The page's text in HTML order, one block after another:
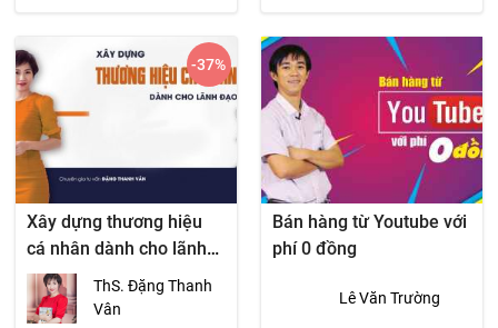
Xây dựng thương hiệu
cá nhân dành cho lãnh
đạo
ThS. Đặng Thanh
Vân
-37%
Bán hàng từ Youtube với
phí 0 đồng
Lê Văn Trường